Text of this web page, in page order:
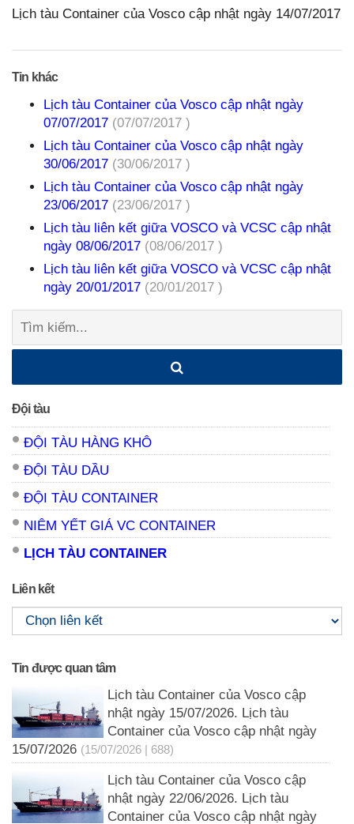
Lịch tàu Container của Vosco cập nhật ngày 14/07/2017
Tin khác
Lịch tàu Container của Vosco cập nhật ngày
07/07/2017 (07/07/2017 )
Lịch tàu Container của Vosco cập nhật ngày
30/06/2017 (30/06/2017 )
Lịch tàu Container của Vosco cập nhật ngày
23/06/2017 (23/06/2017 )
Lịch tàu liên kết giữa VOSCO và VCSC cập nhật
ngày 08/06/2017 (08/06/2017 )
Lịch tàu liên kết giữa VOSCO và VCSC cập nhật
ngày 20/01/2017 (20/01/2017 )
Tìm
Đội tàu
ĐỘI TÀU HÀNG KHÔ
ĐỘI TÀU DẦU
ĐỘI TÀU CONTAINER
NIÊM YẾT GIÁ VC CONTAINER
LỊCH TÀU CONTAINER
Liên kết
Tin được quan tâm
Lịch tàu Container của Vosco cập
nhật ngày 15/07/2026. Lịch tàu
Container của Vosco cập nhật ngày
15/07/2026 (15/07/2026 | 688)
Lịch tàu Container của Vosco cập
nhật ngày 22/06/2026. Lịch tàu
Container của Vosco cập nhật ngày